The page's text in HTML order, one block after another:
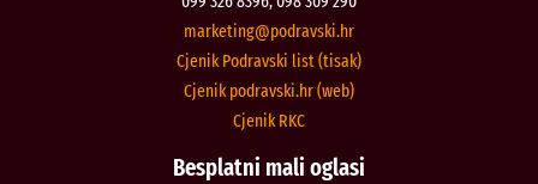
rh.iksvardop
@gnitekram
Cjenik Podravski list (tisak)
Cjenik podravski.hr (web)
Cjenik RKC
Besplatni mali oglasi